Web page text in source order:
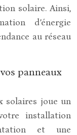
solaire. Ainsi,
d’énergie
au réseau
panneaux
solaires joue un
installation
et une